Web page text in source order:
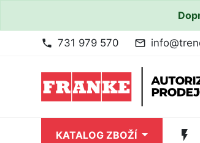
phone 731 979 570 mail_outline
KATALOG ZBOŽÍ flash_on